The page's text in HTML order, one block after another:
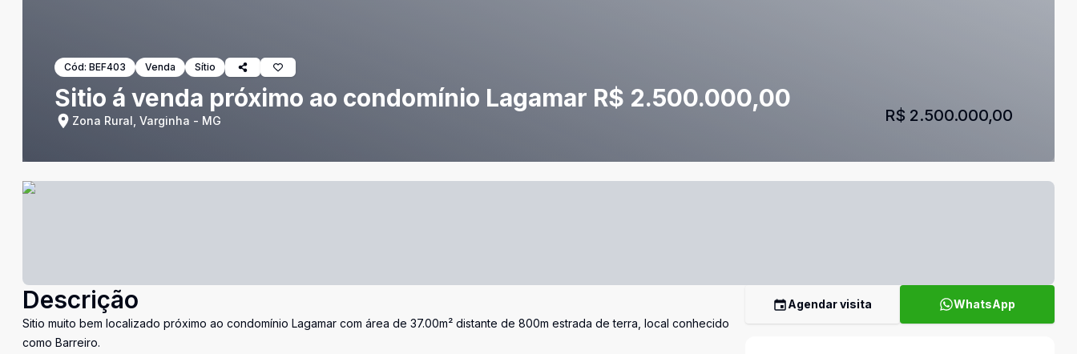
Cód: BEF403 Venda Sítio
Sitio á venda próximo ao condomínio Lagamar R$ 2.500.000,00
Zona Rural, Varginha - MG R$ 2.500.000,00
Descrição
Sitio muito bem localizado próximo ao condomínio Lagamar com área de 37.00m² distante de 800m estrada de terra, local conhecido
como Barreiro.
Agendar visita WhatsApp